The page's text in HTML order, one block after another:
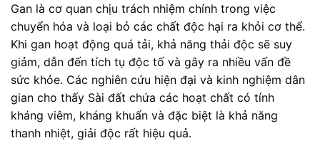
Gan là cơ quan chịu trách nhiệm chính trong việc
chuyển hóa và loại bỏ các chất độc hại ra khỏi cơ thể.
Khi gan hoạt động quá tải, khả năng thải độc sẽ suy
giảm, dẫn đến tích tụ độc tố và gây ra nhiều vấn đề
sức khỏe. Các nghiên cứu hiện đại và kinh nghiệm dân
gian cho thấy Sài đất chứa các hoạt chất có tính
kháng viêm, kháng khuẩn và đặc biệt là khả năng
thanh nhiệt, giải độc rất hiệu quả.